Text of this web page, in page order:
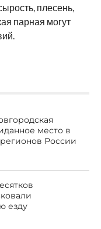
плесень,
парная могут
место в
России
езду